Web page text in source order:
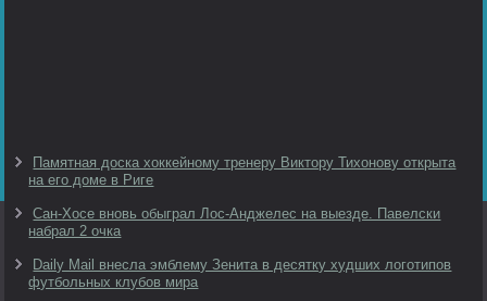
Памятная доска хоккейному тренеру Виктору Тихонову открыта
на его доме в Риге
Сан-Хосе вновь обыграл Лос-Анджелес на выезде. Павелски
набрал 2 очка
Daily Mail внесла эмблему Зенита в десятку худших логотипов
футбольных клубов мира